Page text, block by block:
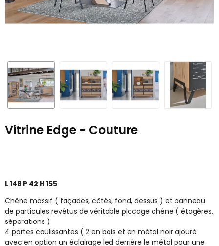
Vitrine Edge - Couture
L 148 P 42 H 155
Chêne massif ( façades, côtés, fond, dessus ) et panneau
de particules revêtus de véritable placage chêne ( étagères,
séparations )
4 portes coulissantes ( 2 en bois et en métal noir ajouré
avec en option un éclairage led derrière le métal pour une